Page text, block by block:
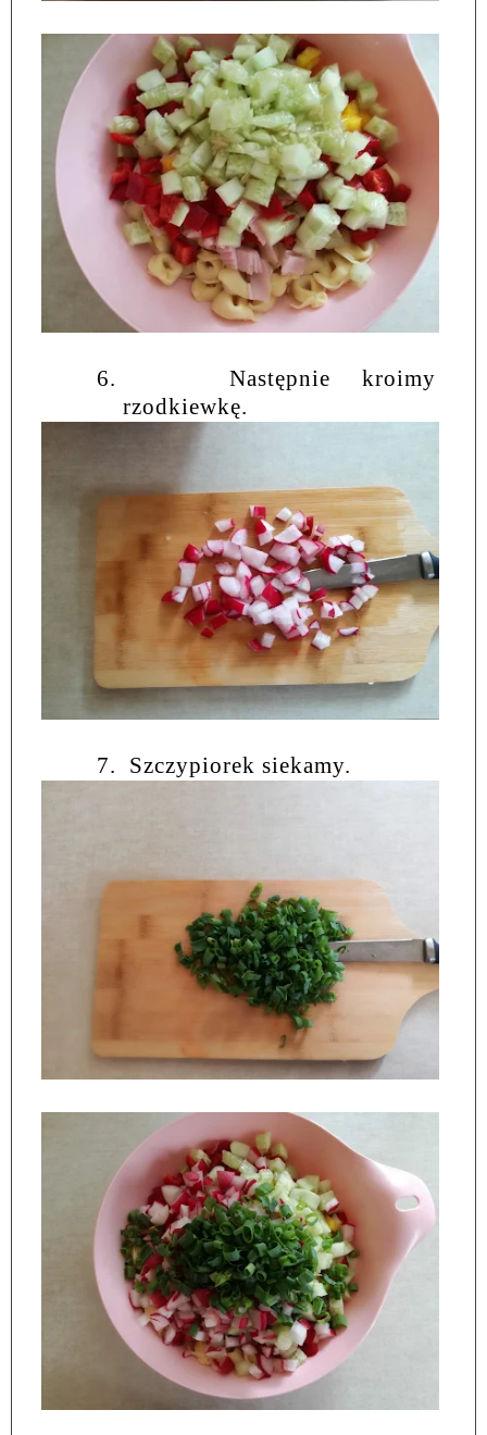
6.
Następnie kroimy
rzodkiewkę.
7. Szczypiorek siekamy.